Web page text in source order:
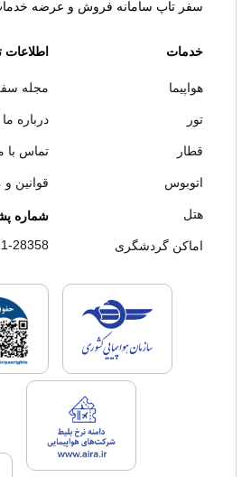
سفر تاپ سامانه فروش و عرضه
خدمات
هواپیما
تور
قطار
اتوبوس
هتل
اماکن گردشگری
اطلاعات
مجله
درباره ما
تماس با
قوانین
شماره
28358
لایسنس